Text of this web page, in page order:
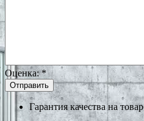
Оценка:*
Гарантия качества на товар